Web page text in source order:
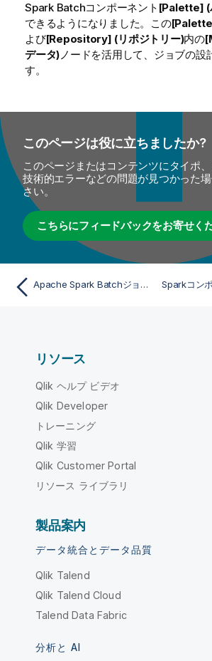
Spark Batchコンポーネント [Palette] (
できるようになりました。この
よび[Repository] (リポジトリー)内の
データ)ノードを活用して、ジョブの設
す。
このページは役に立ちましたか?
このページまたはコンテンツにタイポ、
技術的エラーなどの問題が見つかった
さい。
こちらにフィードバックをお寄せく
Apache Spark Batchジョブを使って映画とディレクターの情報を結合
リソース
Qlik ヘルプ ビデオ
Qlik Developer
トレーニング
Qlik 学習
Qlik Customer Portal
リソース ライブラリ
製品案内
データ統合とデータ品質
Qlik Talend
Qlik Talend Cloud
Talend Data Fabric
分析と AI